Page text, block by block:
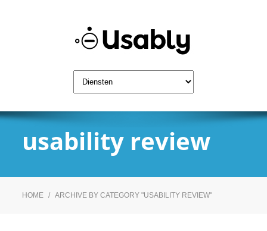
usability review
HOME / ARCHIVE BY CATEGORY "USABILITY REVIEW"